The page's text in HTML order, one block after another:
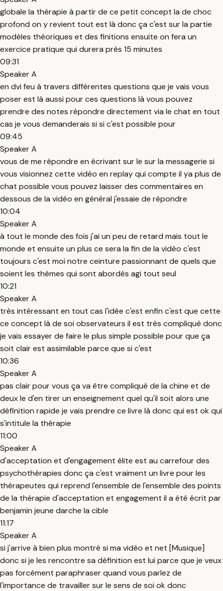
globale la thérapie à partir de ce petit concept la de choc
profond on y revient tout est là donc ça c'est sur la partie
modèles théoriques et des finitions ensuite on fera un
exercice pratique qui durera près 15 minutes
09:31
Speaker A
en dvi feu à travers différentes questions que je vais vous
poser est là aussi pour ces questions là vous pouvez
prendre des notes répondre directement via le chat en tout
cas je vous demanderais si si c'est possible pour
09:45
Speaker A
vous de me répondre en écrivant sur le sur la messagerie si
vous visionnez cette vidéo en replay qui compte il ya plus de
chat possible vous pouvez laisser des commentaires en
dessous de la vidéo en général j'essaie de répondre
10:04
Speaker A
à tout le monde des fois j'ai un peu de retard mais tout le
monde et ensuite un plus ce sera la fin de la vidéo c'est
toujours c'est moi notre ceinture passionnant de quels que
soient les thèmes qui sont abordés agi tout seul
10:21
Speaker A
très intéressant en tout cas l'idée c'est enfin c'est que cette
ce concept là de soi observateurs il est très compliqué donc
je vais essayer de faire le plus simple possible pour que ça
soit clair est assimilable parce que si c'est
10:36
Speaker A
pas clair pour vous ça va être compliqué de la chine et de
deux le d'en tirer un enseignement quel qu'il soit alors une
définition rapide je vais prendre ce livre là donc qui est ok qui
s'intitule la thérapie
11:00
Speaker A
d'acceptation et d'engagement élite est au carrefour des
psychothérapies donc ça c'est vraiment un livre pour les
thérapeutes qui reprend l'ensemble de l'ensemble des points
de la thérapie d'acceptation et engagement il a été écrit par
benjamin jeune darche la cible
11:17
Speaker A
si j'arrive à bien plus montré si ma vidéo et net [Musique]
donc si je les rencontre sa définition est lui parce que je veux
pas forcément paraphraser quand vous parlez de
l'importance de travailler sur le sens de soi ok donc